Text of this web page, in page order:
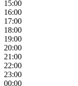
15:00
16:00
17:00
18:00
19:00
20:00
21:00
22:00
23:00
00:00